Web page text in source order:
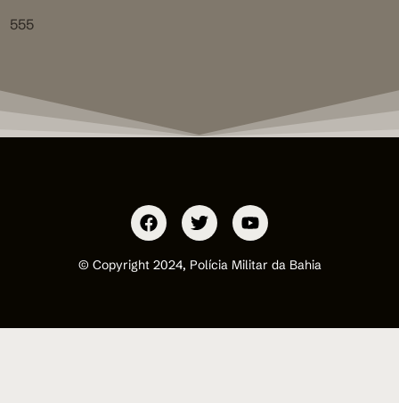
555
© Copyright 2024, Polícia Militar da Bahia